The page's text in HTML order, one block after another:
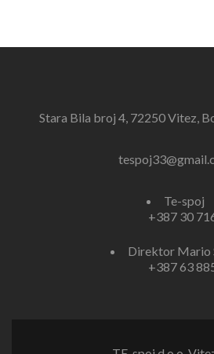
Stara Bila broj 4, 72250 Vitez,
Te-spoj
+387 30
Direktor Mario
+387 63